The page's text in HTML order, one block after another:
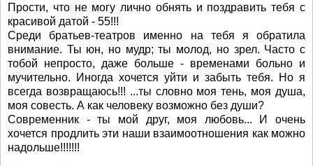
Прости, что не могу лично обнять и поздравить тебя с
красивой датой - 55!!!
Среди братьев-театров именно на тебя я обратила
внимание. Ты юн, но мудр; ты молод, но зрел. Часто с
тобой непросто, даже больше - временами больно и
мучительно. Иногда хочется уйти и забыть тебя. Но я
всегда возвращаюсь!!! ...ты словно моя тень, моя душа,
моя совесть. А как человеку возможно без души?
Современник - ты мой друг, моя любовь... И очень
хочется продлить эти наши взаимоотношения как можно
надольше!!!!!!!